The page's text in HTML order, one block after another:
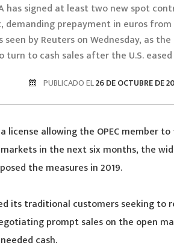
has signed at least two new spot
demanding prepayment in euros
by Reuters on Wednesday, as
turn to cash sales after the U.S.
PUBLICADO EL26 DE OCTUBRE DE
license allowing the OPEC member
in the next six months, the
the measures in 2019.
its traditional customers seeking
prompt sales on the open
cash.